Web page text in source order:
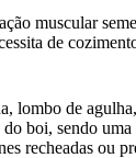
muscular
de
lombo de
boi, sendo
recheadas ou